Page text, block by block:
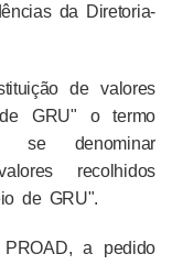
da Diretoria-
de valores
GRU" o termo
se denominar
recolhidos
de GRU".
a pedido